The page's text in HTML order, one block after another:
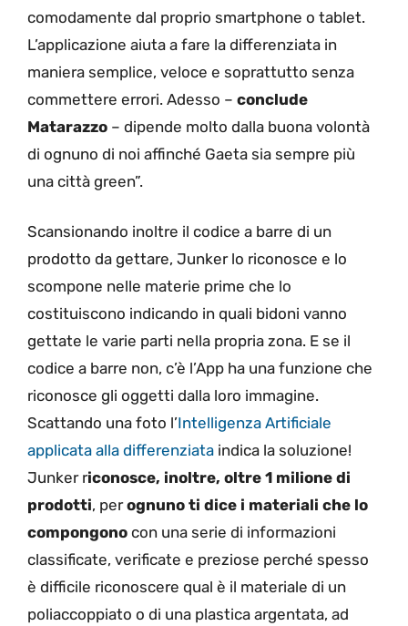
comodamente dal proprio smartphone o tablet.
L’applicazione aiuta a fare la differenziata in
maniera semplice, veloce e soprattutto senza
commettere errori. Adesso – conclude
Matarazzo – dipende molto dalla buona volontà
di ognuno di noi affinché Gaeta sia sempre più
una città green”.
Scansionando inoltre il codice a barre di un
prodotto da gettare, Junker lo riconosce e lo
scompone nelle materie prime che lo
costituiscono indicando in quali bidoni vanno
gettate le varie parti nella propria zona. E se il
codice a barre non, c’è l’App ha una funzione che
riconosce gli oggetti dalla loro immagine.
Scattando una foto l’Intelligenza Artificiale
applicata alla differenziata indica la soluzione!
Junker riconosce, inoltre, oltre 1 milione di
prodotti, perognuno ti dice i materiali che lo
compongono con una serie di informazioni
classificate, verificate e preziose perché spesso
è difficile riconoscere qual è il materiale di un
poliaccoppiato o di una plastica argentata, ad